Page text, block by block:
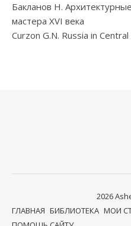
Бакланов Н.
мастера XVI века
Curzon G.N. Russia in
2026
ГЛАВНАЯ БИБЛИОТЕКА МОИ